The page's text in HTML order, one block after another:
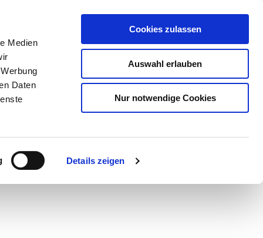
Medien
Daten
Details zeigen
Cookies zulassen
Auswahl erlauben
Nur notwendige Cookies